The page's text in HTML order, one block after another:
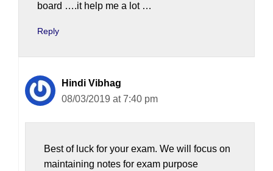
board ….it help me a lot …
Reply
Hindi Vibhag
08/03/2019 at 7:40 pm
Best of luck for your exam. We will focus on
maintaining notes for exam purpose